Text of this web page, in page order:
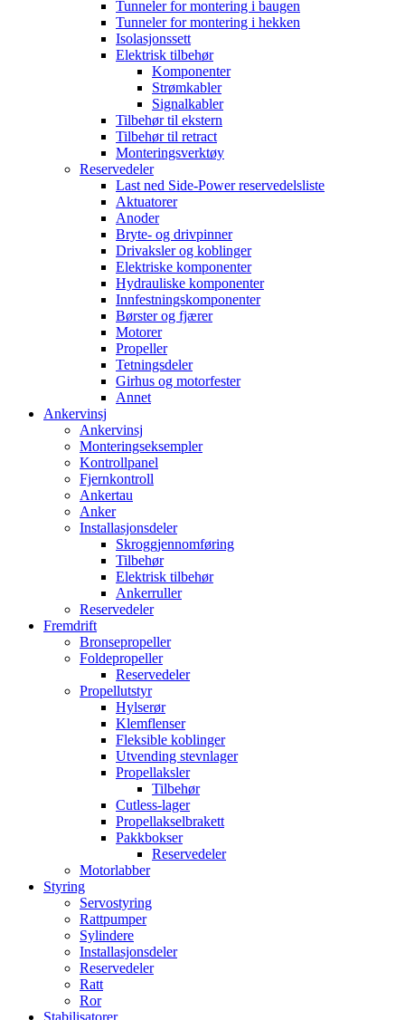
Tunneler for montering i baugen
Tunneler for montering i hekken
Isolasjonssett
Elektrisk tilbehør
Komponenter
Strømkabler
Signalkabler
Tilbehør til ekstern
Tilbehør til retract
Monteringsverktøy
Reservedeler
Last ned Side-Power reservedelsliste
Aktuatorer
Anoder
Bryte- og drivpinner
Drivaksler og koblinger
Elektriske komponenter
Hydrauliske komponenter
Innfestningskomponenter
Børster og fjærer
Motorer
Propeller
Tetningsdeler
Girhus og motorfester
Annet
Ankervinsj
Ankervinsj
Monteringseksempler
Kontrollpanel
Fjernkontroll
Ankertau
Anker
Installasjonsdeler
Skroggjennomføring
Tilbehør
Elektrisk tilbehør
Ankerruller
Reservedeler
Fremdrift
Bronsepropeller
Foldepropeller
Reservedeler
Propellutstyr
Hylserør
Klemflenser
Fleksible koblinger
Utvending stevnlager
Propellaksler
Tilbehør
Cutless-lager
Propellakselbrakett
Pakkbokser
Reservedeler
Motorlabber
Styring
Servostyring
Rattpumper
Sylindere
Installasjonsdeler
Reservedeler
Ratt
Ror
Stabilisatorer